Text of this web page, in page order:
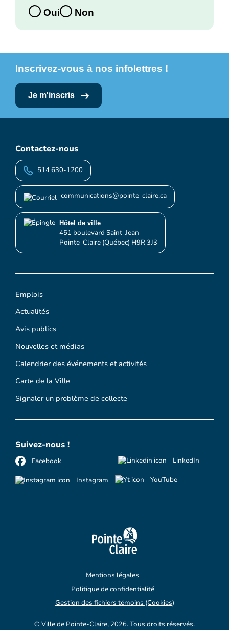
Oui Non
Inscrivez-vous à nos infolettres !
Je m'inscris
Emplois
Actualités
Avis publics
Nouvelles et médias
Calendrier des événements et activités
Carte de la Ville
Signaler un problème de collecte
Contactez-nous
514 630-1200
communications@pointe-claire.ca
Hôtel de ville
451 boulevard Saint-Jean
Pointe-Claire (Québec) H9R 3J3
Suivez-nous !
Facebook
Instagram
LinkedIn
YouTube
© Ville de Pointe-Claire, 2026. Tous droits réservés.
Mentions légales
Politique de confidentialité
Gestion des fichiers témoins (Cookies)